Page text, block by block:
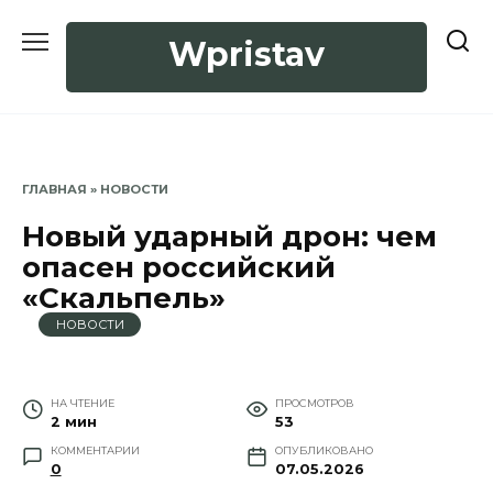
Wpristav
ГЛАВНАЯ » НОВОСТИ
Новый ударный дрон: чем
опасен российский
«Скальпель»
НОВОСТИ
НА ЧТЕНИЕ
2 мин
ПРОСМОТРОВ
53
КОММЕНТАРИИ
0
ОПУБЛИКОВАНО
07.05.2026